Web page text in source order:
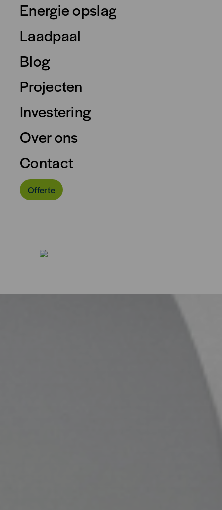
Energie opslag
Laadpaal
Blog
Projecten
Investering
Over ons
Contact
Offerte